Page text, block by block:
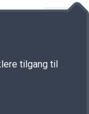
tilgang til